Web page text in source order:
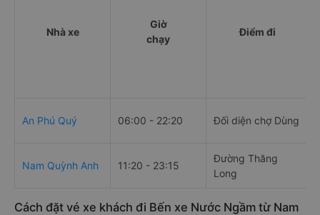
Nhà xe
Giờ
chạy
Điểm đi
An Phú Quý 06:00 - 22:20 Đối diện chợ Dùng
Nam Quỳnh Anh 11:20 - 23:15
Đường Thăng
Long
Cách đặt vé xe khách đi Bến xe Nước Ngầm từ Nam